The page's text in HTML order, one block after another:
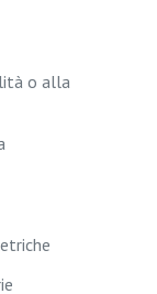
o alla